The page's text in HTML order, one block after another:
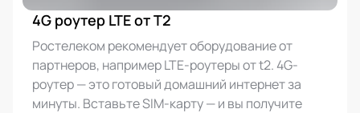
4G роутер LTE от T2
Ростелеком рекомендует оборудование от
партнеров, например LTE-роутеры от t2. 4G-
роутер — это готовый домашний интернет за
минуты. Вставьте SIM-карту — и вы получите